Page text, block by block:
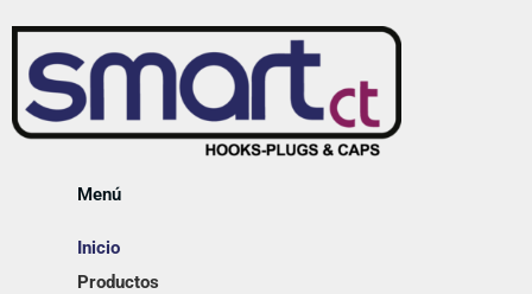
Menú
Inicio
Productos